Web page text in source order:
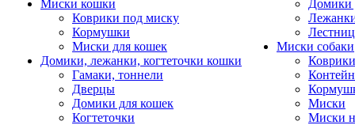
Миски кошки
Коврики под миску
Кормушки
Миски для кошек
Домики, лежанки, когтеточки кошки
Гамаки, тоннели
Дверцы
Домики для кошек
Когтеточки
Домики
Миски собаки
Миски
Миски